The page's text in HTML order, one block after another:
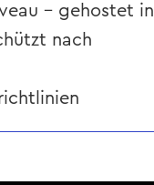
– gehostet in
nach